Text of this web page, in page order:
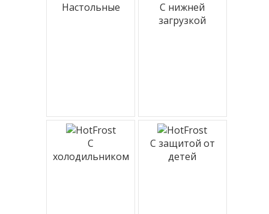
Настольные
С нижней
загрузкой
С
холодильником
С защитой от
детей